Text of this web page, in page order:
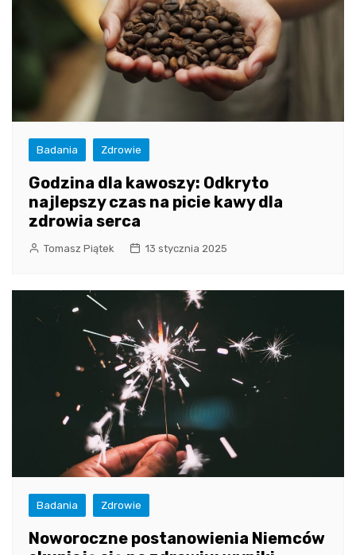
Badania Zdrowie
Godzina dla kawoszy: Odkryto
najlepszy czas na picie kawy dla
zdrowia serca
Tomasz Piątek 13 stycznia 2025
Badania Zdrowie
Noworoczne postanowienia Niemców